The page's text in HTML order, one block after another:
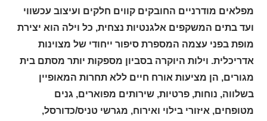
מפלאים מודרניים החובקים קווים חלקים ועיצוב עכשווי
ועד בתים המשקפים אלגנטיות נצחית, כל וילה הוא יצירת
מופת בפני עצמה המספרת סיפור ייחודי של מצוינות
אדריכלית. וילות היוקרה בסביון מספקות יותר מסתם בית
מגורים, הן מציעות אורח חיים ללא תחרות המאופיין
בשלווה, נוחות, פרטיות, שירותים מפוארים, גנים
מטופחים, איזורי בילוי ואירוח, מגרשי טניס/כדורסל,